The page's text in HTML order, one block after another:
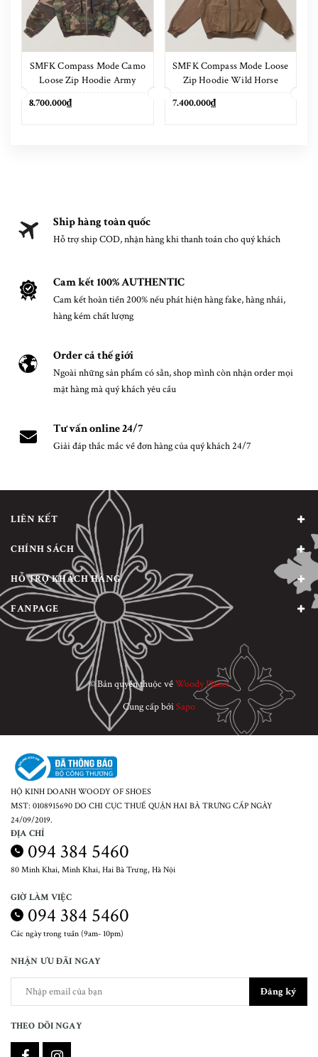
SMFK Compass Mode Camo
Loose Zip Hoodie Army
8.700.000₫
SMFK Compass Mode Loose
Zip Hoodie Wild Horse
7.400.000₫
Ship hàng toàn quốc
Hỗ trợ ship COD, nhận hàng khi thanh toán cho quý khách
Cam kết 100% AUTHENTIC
Cam kết hoàn tiền 200% nếu phát hiện hàng fake, hàng nhái,
hàng kém chất lượng
Order cả thế giới
Ngoài những sản phẩm có sẵn, shop mình còn nhận order mọi
mặt hàng mà quý khách yêu cầu
Tư vấn online 24/7
Giải đáp thắc mắc về đơn hàng của quý khách 24/7
LIÊN KẾT
CHÍNH SÁCH
HỖ TRỢ KHÁCH HÀNG
FANPAGE
© Bản quyền thuộc vềWoody Planet
Cung cấp bởiSapo
HỘ KINH DOANH WOODY OF SHOES
MST: 0108915690 DO CHI CỤC THUẾ QUẬN HAI BÀ TRƯNG CẤP NGÀY
24/09/2019.
ĐỊA CHỈ
094 384 5460
80 Minh Khai, Minh Khai, Hai Bà Trưng, Hà Nội
GIỜ LÀM VIỆC
094 384 5460
Các ngày trong tuần (9am- 10pm)
NHẬN ƯU ĐÃI NGAY
Đăng ký
THEO DÕI NGAY